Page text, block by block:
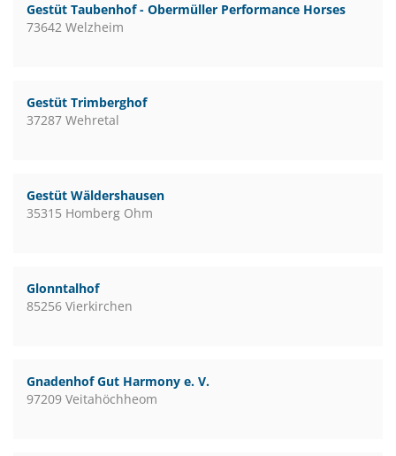
Gestüt Taubenhof - Obermüller Performance Horses
73642 Welzheim
Gestüt Trimberghof
37287 Wehretal
Gestüt Wäldershausen
35315 Homberg Ohm
Glonntalhof
85256 Vierkirchen
Gnadenhof Gut Harmony e. V.
97209 Veitahöchheom